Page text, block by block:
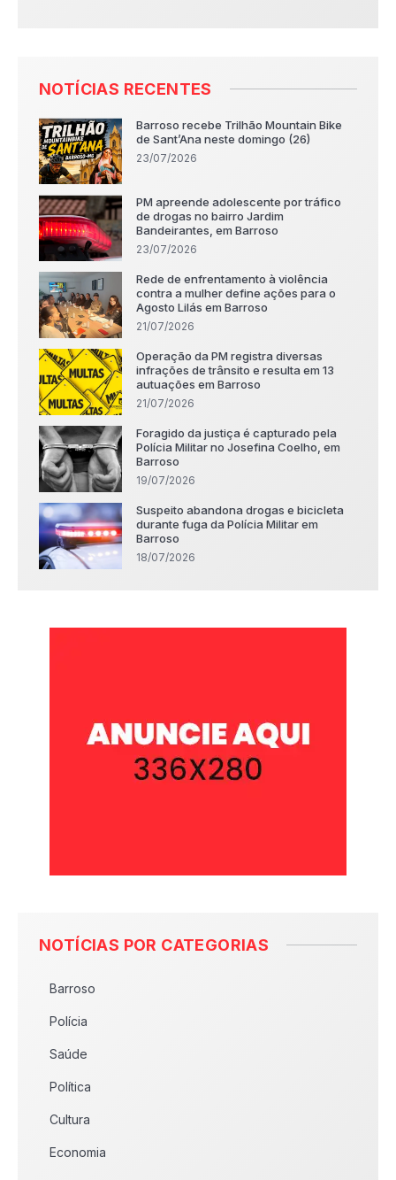
NOTÍCIAS RECENTES
Barroso recebe Trilhão Mountain Bike
de Sant’Ana neste domingo (26)
23/07/2026
PM apreende adolescente por tráfico
de drogas no bairro Jardim
Bandeirantes, em Barroso
23/07/2026
Rede de enfrentamento à violência
contra a mulher define ações para o
Agosto Lilás em Barroso
21/07/2026
Operação da PM registra diversas
infrações de trânsito e resulta em 13
autuações em Barroso
21/07/2026
Foragido da justiça é capturado pela
Polícia Militar no Josefina Coelho, em
Barroso
19/07/2026
Suspeito abandona drogas e bicicleta
durante fuga da Polícia Militar em
Barroso
18/07/2026
NOTÍCIAS POR CATEGORIAS
Barroso
Polícia
Saúde
Política
Cultura
Economia